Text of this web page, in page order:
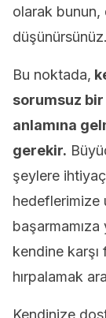
olarak bunun,
düşünürsünüz.
Bu noktada,
sorumsuz
anlamına
gerekir.
şeylere
hedeflerimize
kendine
hırpalamak
Kendinize